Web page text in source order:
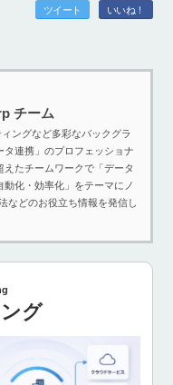
ツイート いいね！
チーム
ングなど多彩なバックグラ
タ連携」のプロフェッショナ
えたチームワークで「データ
動化・効率化」をテーマにノ
などのお役立ち情報を発信し
グ